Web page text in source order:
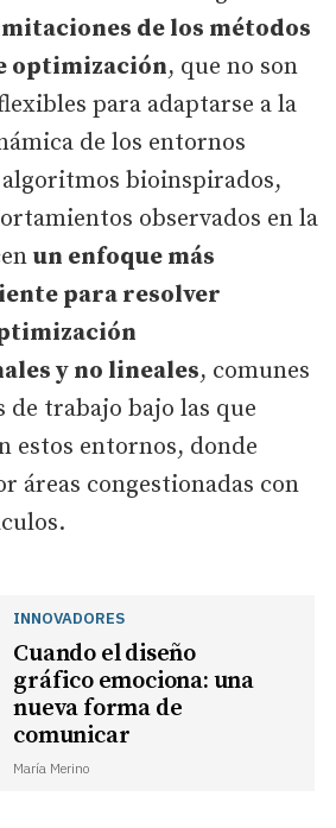
de los métodos
optimización, que no son
para adaptarse a la
de los entornos
bioinspirados,
observados en la
un enfoque más
para resolver
y no lineales, comunes
de trabajo bajo las que
estos entornos, donde
áreas congestionadas con
INNOVADORES
Cuando el diseño
gráfico emociona: una
nueva forma de
comunicar
María Merino